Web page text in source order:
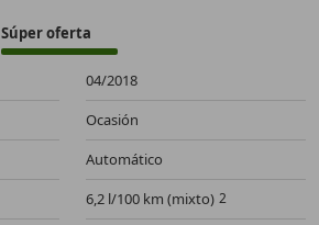
Súper oferta
04/2018
Ocasión
Automático
6,2 l/100 km (mixto)